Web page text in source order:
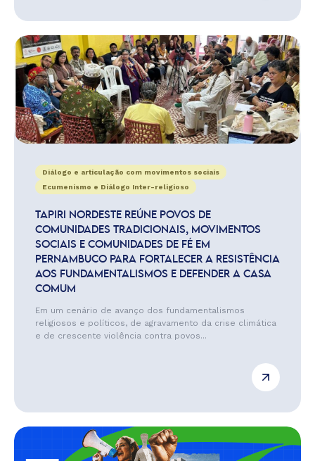
Diálogo e articulação com movimentos sociais
Ecumenismo e Diálogo Inter-religioso
TAPIRI NORDESTE REÚNE POVOS DE
COMUNIDADES TRADICIONAIS, MOVIMENTOS
SOCIAIS E COMUNIDADES DE FÉ EM
PERNAMBUCO PARA FORTALECER A RESISTÊNCIA
AOS FUNDAMENTALISMOS E DEFENDER A CASA
COMUM
Em um cenário de avanço dos fundamentalismos
religiosos e políticos, de agravamento da crise climática
e de crescente violência contra povos...